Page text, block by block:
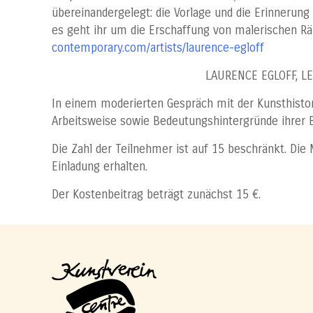
übereinandergelegt: die Vorlage und die
es geht ihr um die Erschaffung von malerischen
contemporary.com/artists/laurence-egloff
LAURENCE EGLOFF,
In einem moderierten Gespräch mit der
Arbeitsweise sowie Bedeutungshintergründe ihrer
Die Zahl der Teilnehmer ist auf 15 beschränkt.
Einladung erhalten.
Der Kostenbeitrag beträgt zunächst 15 €.